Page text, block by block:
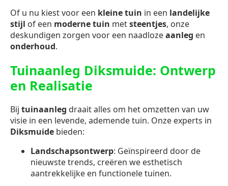
Of u nu kiest voor een kleine tuin in een landelijke
stijl of een moderne tuin metsteentjes, onze
deskundigen zorgen voor een naadlozeaanleg en
onderhoud.
Tuinaanleg Diksmuide: Ontwerp
en Realisatie
Bij tuinaanleg draait alles om het omzetten van uw
visie in een levende, ademende tuin. Onze experts in
Diksmuide bieden:
Landschapsontwerp: Geïnspireerd door de
nieuwste trends, creëren we esthetisch
aantrekkelijke en functionele tuinen.